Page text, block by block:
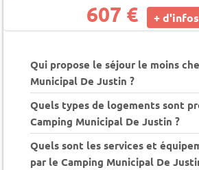
607 € +
Qui propose le séjour le moins
Municipal De Justin ?
Quels types de logements sont
Camping Municipal De Justin ?
Quels sont les services et
par le Camping Municipal De